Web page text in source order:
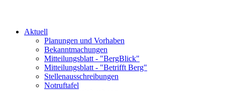
Aktuell
Planungen und Vorhaben
Bekanntmachungen
Mitteilungsblatt - "BergBlick"
Mitteilungsblatt - "Betrifft Berg"
Stellenausschreibungen
Notruftafel